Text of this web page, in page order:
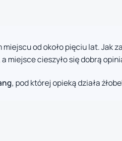
miejscu od około pięciu lat. Jak
miejsce cieszyło się dobrą
, pod której opieką działa